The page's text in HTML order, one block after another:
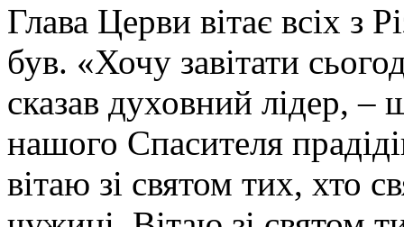
Глава Церви вітає всіх з
був. «Хочу завітати
сказав духовний лідер,
нашого Спасителя
вітаю зі святом тих, хто